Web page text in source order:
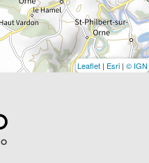
Leaflet | Esri | © IGN
°